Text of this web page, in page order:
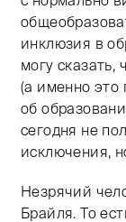
инклюзия в
могу сказать,
(а именно это
об
сегодня не
исключения,
Незрячий
Брайля. То